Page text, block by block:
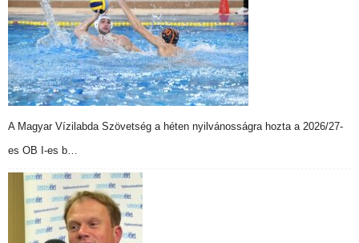
A Magyar Vízilabda Szövetség a héten nyilvánosságra hozta a 2026/27-
es OB I-es b…